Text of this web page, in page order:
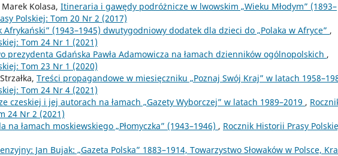
Marek Kolasa, Itineraria i gawędy podróżnicze w lwowskim „Wieku Młodym” (1893–
Polskiej: Tom 20 Nr 2 (2017)
Afrykański” (1943–1945) dwutygodniowy dodatek dla dzieci do „Polaka w Afryce” ,
Tom 24 Nr 1 (2021)
prezydenta Gdańska Pawła Adamowicza na łamach dzienników ogólnopolskich ,
Tom 23 Nr 1 (2020)
Treści propagandowe w miesięczniku „Poznaj Swój Kraj” w latach
Tom 24 Nr 4 (2021)
czeskiej i jej autorach na łamach „Gazety Wyborczej” w latach 1989–2019 ,
24 Nr 2 (2021)
na łamach moskiewskiego „Płomyczka” (1943–1946) , Rocznik Historii Prasy
Jan Bujak: „Gazeta Polska” 1883–1914, Towarzystwo Słowaków w Polsce,